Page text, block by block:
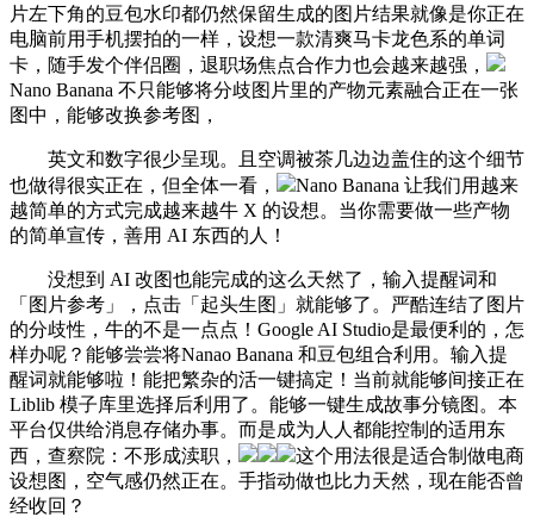
片左下角的豆包水印都仍然保留生成的图片结果就像是你正在
电脑前用手机摆拍的一样，设想一款清爽马卡龙色系的单词
卡，随手发个伴侣圈，退职场焦点合作力也会越来越强，
Nano Banana 不只能够将分歧图片里的产物元素融合正在一张
图中，能够改换参考图，
英文和数字很少呈现。且空调被茶几边边盖住的这个细节
也做得很实正在，但全体一看，
Nano Banana 让我们用越来
越简单的方式完成越来越牛 X 的设想。当你需要做一些产物
的简单宣传，善用 AI 东西的人！
没想到 AI 改图也能完成的这么天然了，输入提醒词和
「图片参考」，点击「起头生图」就能够了。严酷连结了图片
的分歧性，牛的不是一点点！Google AI Studio是最便利的，怎
样办呢？能够尝尝将Nanao Banana 和豆包组合利用。输入提
醒词就能够啦！能把繁杂的活一键搞定！当前就能够间接正在
Liblib 模子库里选择后利用了。能够一键生成故事分镜图。本
平台仅供给消息存储办事。而是成为人人都能控制的适用东
西，查察院：不形成渎职，
这个用法很是适合制做电商
设想图，空气感仍然正在。手指动做也比力天然，现在能否曾
经收回？